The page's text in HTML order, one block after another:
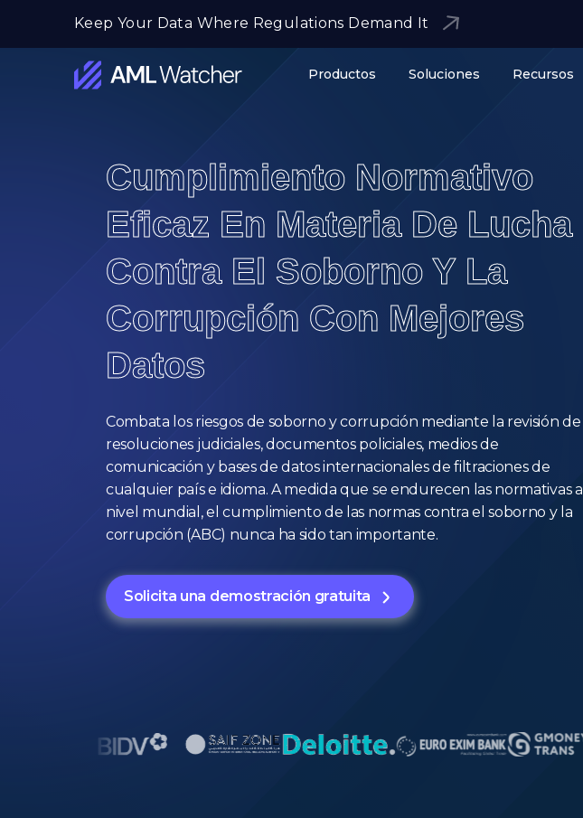
Keep Your Data Where Regulations Demand It
Productos Soluciones Recursos
contenido
Cumplimiento Normativo
Eficaz En Materia De Lucha
Contra El Soborno Y La
Corrupción Con Mejores
Datos
Combata los riesgos de soborno y corrupción mediante la revisión de
resoluciones judiciales, documentos policiales, medios de
comunicación y bases de datos internacionales de filtraciones de
cualquier país e idioma. A medida que se endurecen las normativas a
nivel mundial, el cumplimiento de las normas contra el soborno y la
corrupción (ABC) nunca ha sido tan importante.
Solicita una demostración gratuita